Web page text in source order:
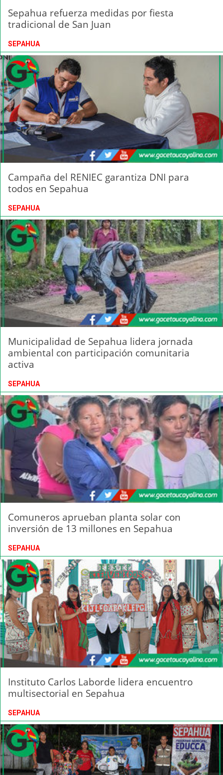
Sepahua refuerza medidas por fiesta
tradicional de San Juan
SEPAHUA
Campaña del RENIEC garantiza DNI para
todos en Sepahua
SEPAHUA
Municipalidad de Sepahua lidera jornada
ambiental con participación comunitaria
activa
SEPAHUA
Comuneros aprueban planta solar con
inversión de 13 millones en Sepahua
SEPAHUA
Instituto Carlos Laborde lidera encuentro
multisectorial en Sepahua
SEPAHUA